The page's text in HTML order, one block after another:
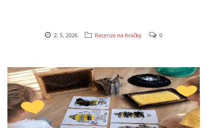
© 2026 eStránky.cz |RSS
2. 5. 2026 Recenze na hračky 0